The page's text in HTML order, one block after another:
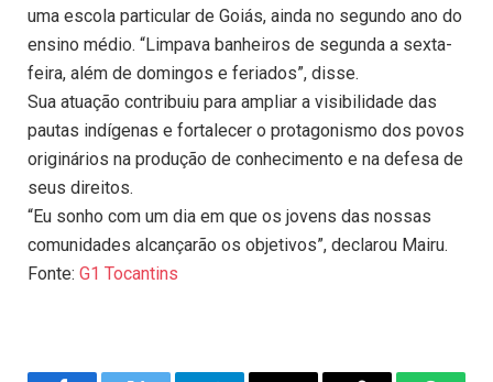
uma escola particular de Goiás, ainda no segundo ano do
ensino médio. “Limpava banheiros de segunda a sexta-
feira, além de domingos e feriados”, disse.
Sua atuação contribuiu para ampliar a visibilidade das
pautas indígenas e fortalecer o protagonismo dos povos
originários na produção de conhecimento e na defesa de
seus direitos.
“Eu sonho com um dia em que os jovens das nossas
comunidades alcançarão os objetivos”, declarou Mairu.
Fonte: G1 Tocantins